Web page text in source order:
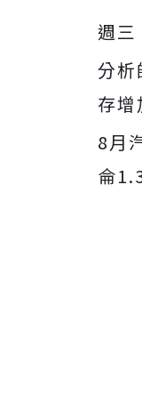
週
分
存增
8月
侖